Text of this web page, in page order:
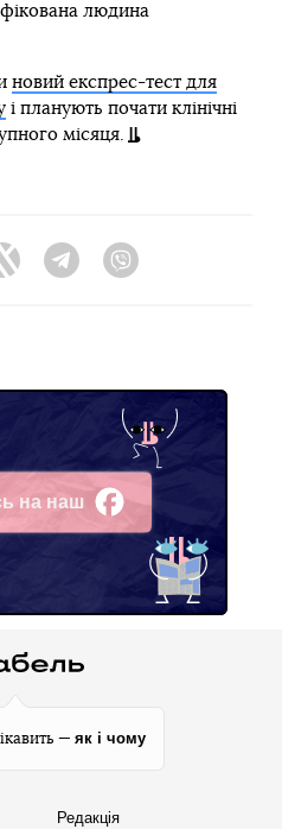
людина
новий експрес-тест для
і планують почати клінічні
місяця.
Twitter TelegramViber
на наш
— як і чому
Редакція